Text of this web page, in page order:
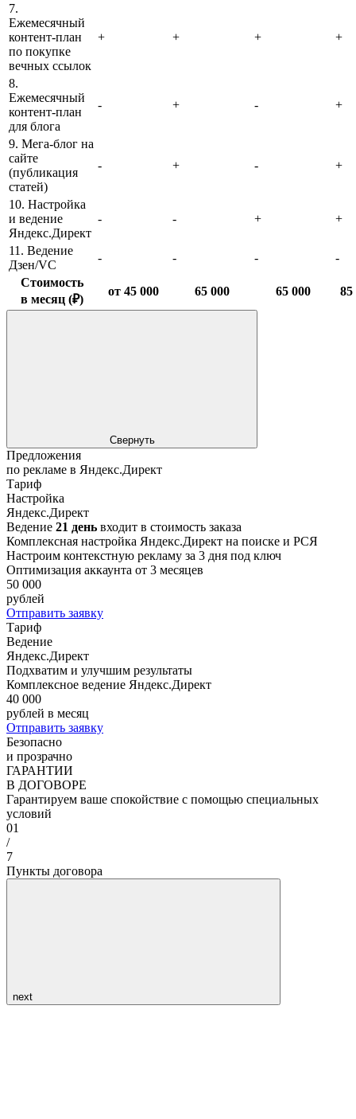
7.
Ежемесячный
контент-план
по покупке
вечных ссылок
+ + + +
8.
Ежемесячный
контент-план
для блога
- + - +
9. Мега-блог на
сайте
(публикация
статей)
- + - +
10. Настройка
и ведение
Яндекс.Директ
- - + +
11. Ведение
Дзен/VC
- - -
-
Стоимость
в месяц (₽)
от 45 000 65 000 65 000 85
Свернуть
Предложения
по рекламе в Яндекс.Директ
Тариф
Настройка
Яндекс.Директ
Ведение 21 день входит в стоимость заказа
Комплексная настройка Яндекс.Директ на поиске и РСЯ
Настроим контекстную рекламу за 3 дня под ключ
Оптимизация аккаунта от 3 месяцев
50 000
рублей
Отправить заявку
Тариф
Ведение
Яндекс.Директ
Подхватим и улучшим результаты
Комплексное ведение Яндекс.Директ
40 000
рублей в месяц
Отправить заявку
Безопасно
и прозрачно
ГАРАНТИИ
В ДОГОВОРЕ
Гарантируем ваше спокойствие с помощью специальных
условий
01
/
7
Пункты договора
next